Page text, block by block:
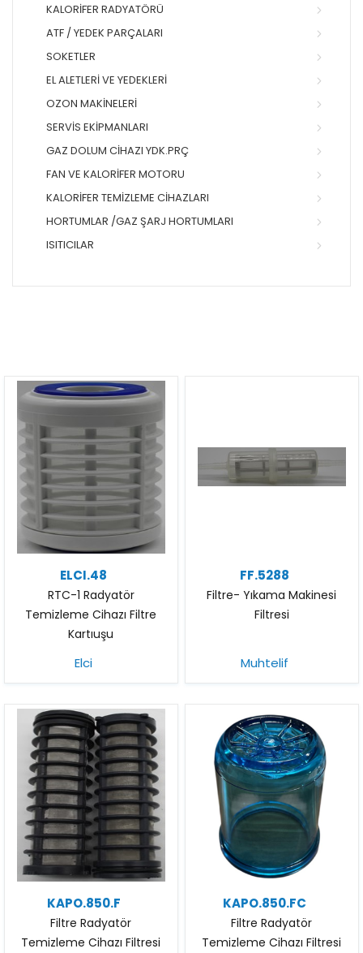
KALORIFER RADYATÖRÜ
ATF / YEDEK PARÇALARI
SOKETLER
EL ALETLERI VE YEDEKLERI
OZON MAKINELERI
SERVIS EKIPMANLARI
GAZ DOLUM CIHAZI YDK.PRÇ
FAN VE KALORIFER MOTORU
KALORIFER TEMIZLEME CIHAZLARI
HORTUMLAR /GAZ ŞARJ HORTUMLARI
ISITICILAR
ELCI.48
RTC-1 Radyatör
Temizleme Cihazı Filtre
Kartıuşu
Elci
FF.5288
Filtre- Yıkama Makinesi
Filtresi
Muhtelif
KAPO.850.F
Filtre Radyatör
Temizleme Cihazı Filtresi
KAPO.850.FC
Filtre Radyatör
Temizleme Cihazı Filtresi